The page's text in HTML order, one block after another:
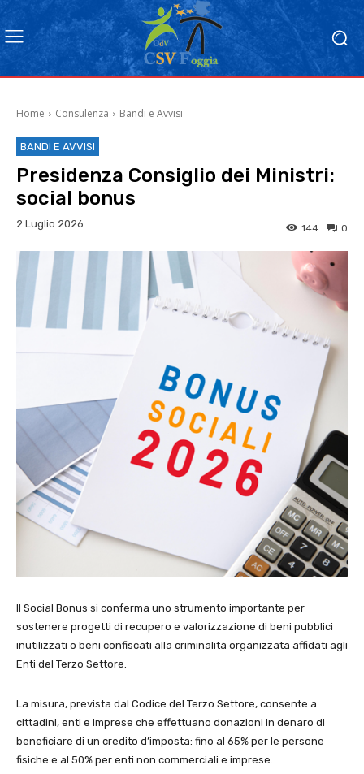
Home Consulenza Bandi e Avvisi
BANDI E AVVISI
Presidenza Consiglio dei Ministri:
social bonus
2 Luglio 2026 0
144
Il Social Bonus si conferma uno strumento importante per
sostenere progetti di recupero e valorizzazione di beni pubblici
inutilizzati o beni confiscati alla criminalità organizzata affidati agli
Enti del Terzo Settore.
La misura, prevista dal Codice del Terzo Settore, consente a
cittadini, enti e imprese che effettuano donazioni in denaro di
beneficiare di un credito d’imposta: fino al 65% per le persone
fisiche e al 50% per enti non commerciali e imprese.